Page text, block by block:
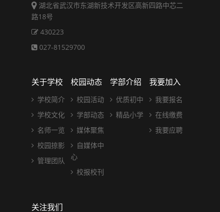
湖北省武汉市东湖新技术开发区高新四路中芯二
路18号
430223
027-81529700
关于学校
学校简介
学校文化
名师一览
校园掠影
管理团队
校园动态
校园活动
学部动态
媒体聚焦
自媒体中
心
校报校刊
学部介绍
优质初中
精品小学
我要加入
我要报名
在线缴费
我要应聘
关注我们